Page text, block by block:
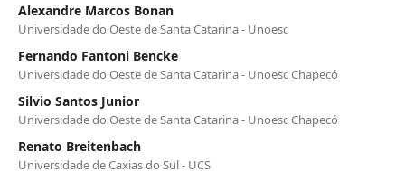
Alexandre Marcos Bonan
Universidade do Oeste de Santa Catarina - Unoesc
Fernando Fantoni Bencke
Universidade do Oeste de Santa Catarina - Unoesc Chapecó
Silvio Santos Junior
Universidade do Oeste de Santa Catarina - Unoesc Chapecó
Renato Breitenbach
Universidade de Caxias do Sul - UCS